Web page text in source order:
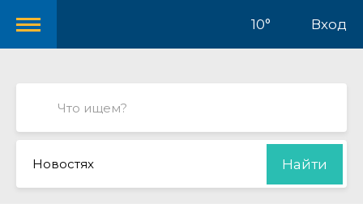
10° Вход
Новостях Найти